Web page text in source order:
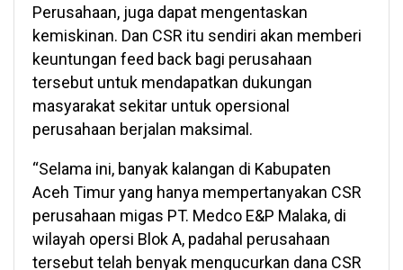
Perusahaan, juga dapat mengentaskan
kemiskinan. Dan CSR itu sendiri akan memberi
keuntungan feed back bagi perusahaan
tersebut untuk mendapatkan dukungan
masyarakat sekitar untuk opersional
perusahaan berjalan maksimal.
“Selama ini, banyak kalangan di Kabupaten
Aceh Timur yang hanya mempertanyakan CSR
perusahaan migas PT. Medco E&P Malaka, di
wilayah opersi Blok A, padahal perusahaan
tersebut telah benyak mengucurkan dana CSR